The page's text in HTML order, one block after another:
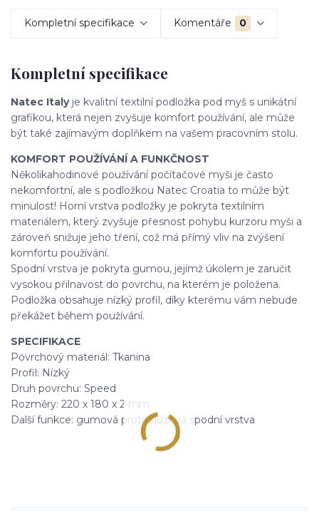
Kompletní specifikace Komentáře 0
Kompletní specifikace
Natec Italyje kvalitní textilní podložka pod myš s unikátní
grafikou, která nejen zvyšuje komfort používání, ale může
být také zajímavým doplňkem na vašem pracovním stolu.
KOMFORT POUŽÍVÁNÍ A FUNKČNOST
Několikahodinové používání počítačové myši je často
nekomfortní, ale s podložkou Natec Croatia to může být
minulost! Horní vrstva podložky je pokryta textilním
materiálem, který zvyšuje přesnost pohybu kurzoru myši a
zároveň snižuje jeho tření, což má přímý vliv na zvýšení
komfortu používání.
Spodní vrstva je pokryta gumou, jejímž úkolem je zaručit
vysokou přilnavost do povrchu, na kterém je položena.
Podložka obsahuje nízký profil, díky kterému vám nebude
překážet během používání.
SPECIFIKACE
Povrchový materiál: Tkanina
Profil: Nízký
Druh povrchu: Speed
Rozměry: 220 x 180 x 2 mm
Další funkce: gumová protiskluzová spodní vrstva